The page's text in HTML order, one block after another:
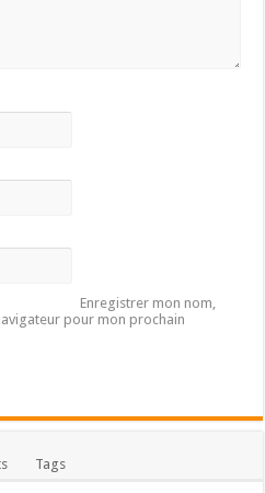
Enregistrer mon nom,
pour mon prochain
Tags